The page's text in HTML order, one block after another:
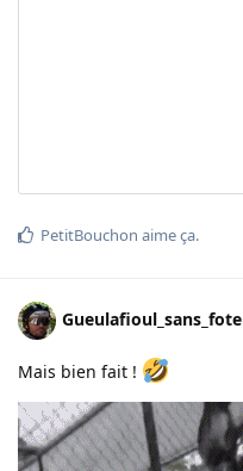
PetitBouchon aime ça.
Gueulafioul_sans_fote
Mais bien fait !